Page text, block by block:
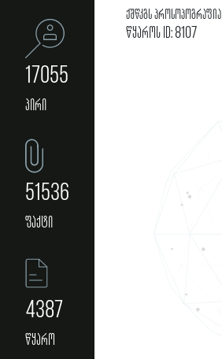
17055
პირი
51536
ფაქტი
4387
წყარო
ქშწკგს პროსოპოგრაფია
წყაროს ID: 8107